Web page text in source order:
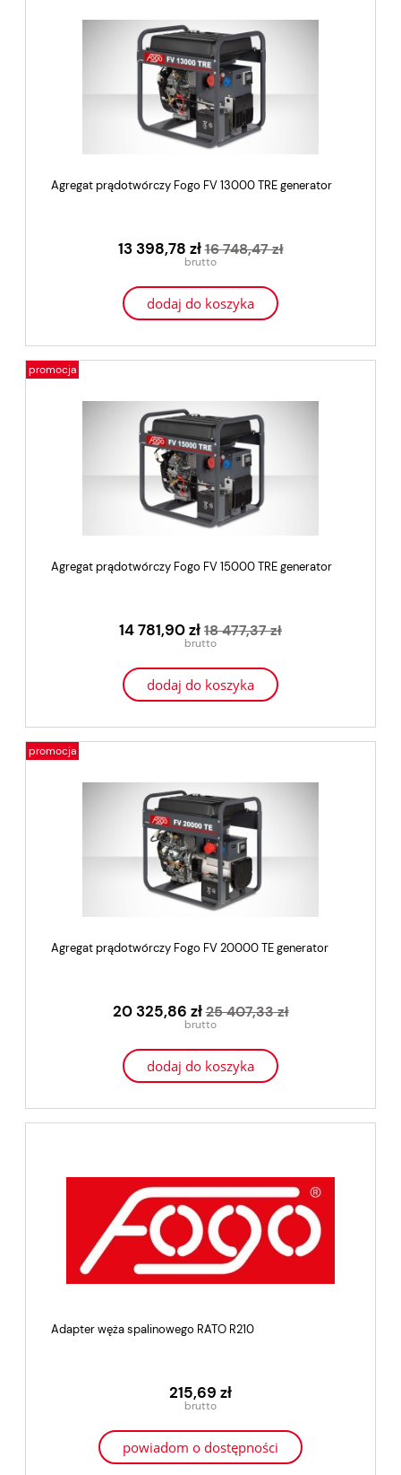
Agregat prądotwórczy Fogo FV 13000 TRE generator
13 398,78 zł16 748,47 zł
dodaj do koszyka
Agregat prądotwórczy Fogo FV 15000 TRE generator
14 781,90 zł18 477,37 zł
dodaj do koszyka
promocja
Agregat prądotwórczy Fogo FV 20000 TE generator
20 325,86 zł25 407,33 zł
dodaj do koszyka
promocja
Adapter węża spalinowego RATO R210
215,69 zł
powiadom o dostępności